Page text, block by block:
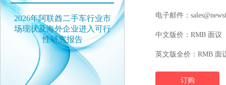
2026年阿联酋二手车行业市
场现状及海外企业进入可行
性研究报告
电子邮件：
中文版价：RMB 面议
英文版全价：RMB 面
订购